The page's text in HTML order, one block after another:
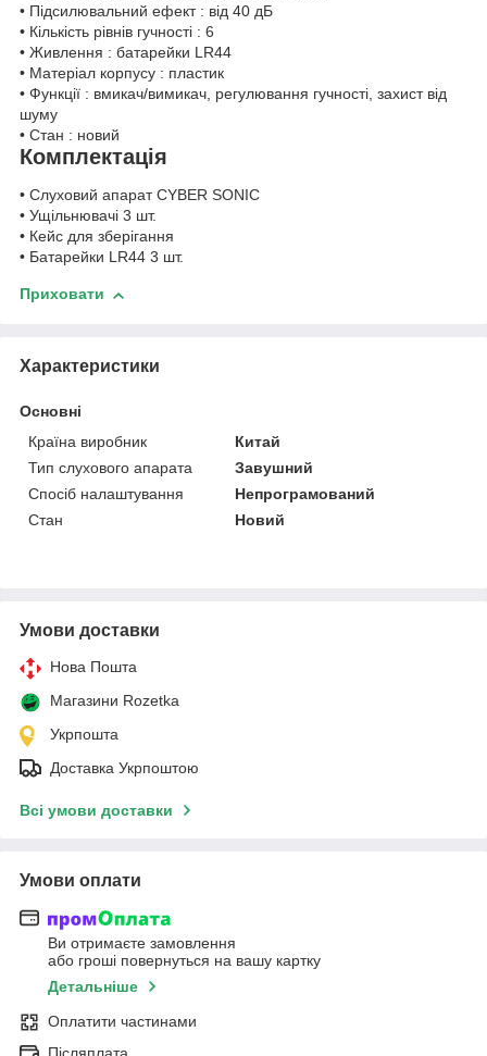
• Підсилювальний ефект : від 40 дБ
• Кількість рівнів гучності : 6
• Живлення : батарейки LR44
• Матеріал корпусу : пластик
• Функції : вмикач/вимикач, регулювання гучності, захист від
шуму
• Стан : новий
Комплектація
• Слуховий апарат CYBER SONIC
• Ущільнювачі 3 шт.
• Кейс для зберігання
• Батарейки LR44 3 шт.
Приховати
Характеристики
Основні
Країна виробник
Китай
Тип слухового апарата
Завушний
Спосіб налаштування
Непрограмований
Стан
Новий
Умови доставки
Нова Пошта
Магазини Rozetka
Укрпошта
Доставка Укрпоштою
Всі умови доставки
Умови оплати
Ви отримаєте замовлення
або гроші повернуться на вашу картку
Детальніше
Оплатити частинами